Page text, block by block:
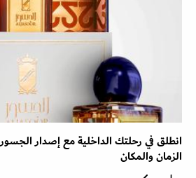
الزمان والمكان